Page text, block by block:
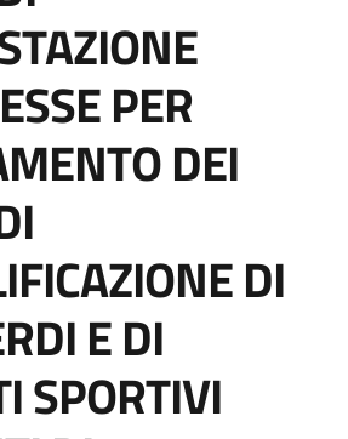
PER
DEI
DI
E DI
SPORTIVI